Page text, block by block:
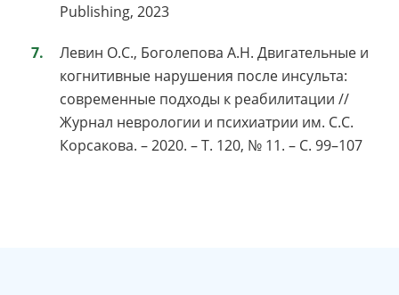
Publishing, 2023
Левин О.С., Боголепова А.Н. Двигательные и
когнитивные нарушения после инсульта:
современные подходы к реабилитации //
Журнал неврологии и психиатрии им. С.С.
Корсакова. – 2020. – Т. 120, № 11. – С. 99–107